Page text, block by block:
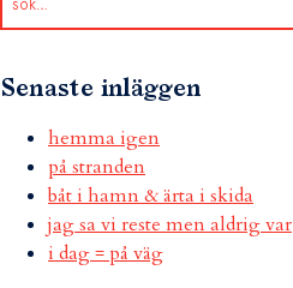
Senaste inläggen
hemma igen
på stranden
båt i hamn & ärta i skida
jag sa vi reste men aldrig var
i dag = på väg